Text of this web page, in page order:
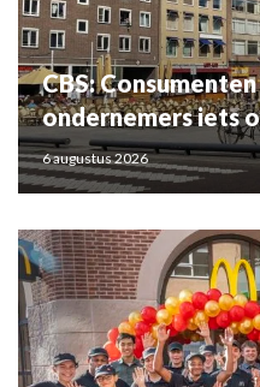
CBS:
ondernemers iets
6 augustus 2026